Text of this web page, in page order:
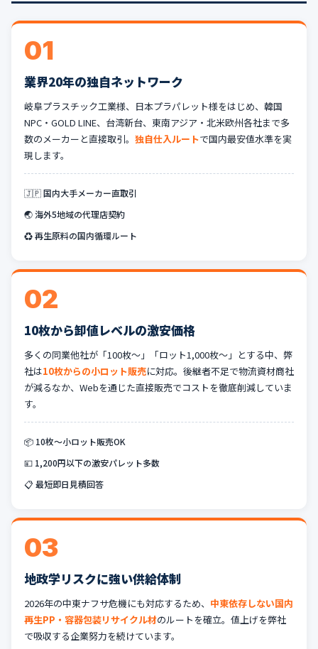
01
業界20年の独自ネットワーク
岐阜プラスチック工業様、日本プラパレット様をはじめ、韓国
NPC・GOLD LINE、台湾新台、東南アジア・北米欧州各社まで多
数のメーカーと直接取引。 独自仕入ルートで国内最安値水準を実
現します。
🇯🇵 国内大手メーカー直取引
🌏 海外5地域の代理店契約
♻️ 再生原料の国内循環ルート
02
10枚から卸値レベルの激安価格
多くの同業他社が「100枚〜」「ロット1,000枚〜」とする中、弊
社は10枚からの小ロット販売に対応。後継者不足で物流資材商社
が減るなか、Webを通じた直接販売でコストを徹底削減していま
す。
📦 10枚〜小ロット販売OK
💴 1,200円以下の激安パレット多数
📋 最短即日見積回答
03
地政学リスクに強い供給体制
2026年の中東ナフサ危機にも対応するため、 中東依存しない国内
再生PP・容器包装リサイクル材のルートを確立。値上げを弊社
で吸収する企業努力を続けています。